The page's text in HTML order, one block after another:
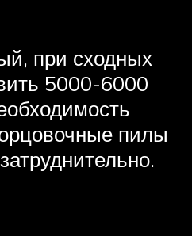
при сходных
5000-6000
пилы